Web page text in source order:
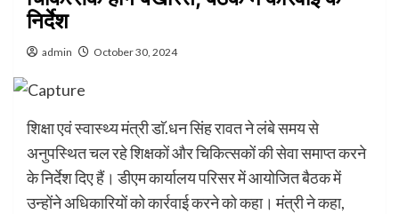
निर्देश
admin October 30, 2024
शिक्षा एवं स्वास्थ्य मंत्री डाॅ.धन सिंह रावत ने लंबे समय से
अनुपस्थित चल रहे शिक्षकों और चिकित्सकों की सेवा समाप्त करने
के निर्देश दिए हैं। डीएम कार्यालय परिसर में आयोजित बैठक में
उन्होंने अधिकारियों को कार्रवाई करने को कहा। मंत्री ने कहा,